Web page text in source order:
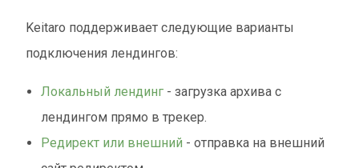
Keitaro поддерживает следующие варианты
подключения лендингов:
Локальный лендинг - загрузка архива с
лендингом прямо в трекер.
Редирект или внешний - отправка на внешний